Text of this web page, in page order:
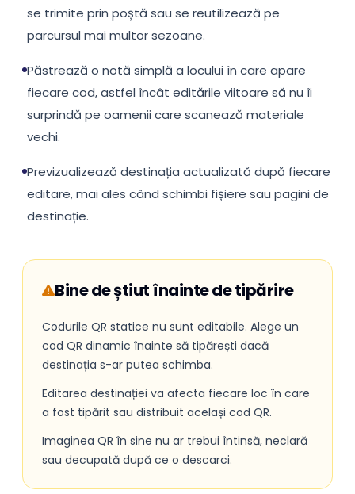
se trimite prin poștă sau se reutilizează pe
parcursul mai multor sezoane.
Păstrează o notă simplă a locului în care apare
fiecare cod, astfel încât editările viitoare să nu îi
surprindă pe oamenii care scanează materiale
vechi.
Previzualizează destinația actualizată după fiecare
editare, mai ales când schimbi fișiere sau pagini de
destinație.
Bine de știut înainte de tipărire
Codurile QR statice nu sunt editabile. Alege un
cod QR dinamic înainte să tipărești dacă
destinația s-ar putea schimba.
Editarea destinației va afecta fiecare loc în care
a fost tipărit sau distribuit același cod QR.
Imaginea QR în sine nu ar trebui întinsă, neclară
sau decupată după ce o descarci.